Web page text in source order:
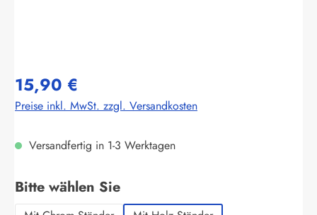
15,90 €
Preise inkl. MwSt. zzgl. Versandkosten
Versandfertig in 1-3 Werktagen
Bitte wählen Sieauswählen